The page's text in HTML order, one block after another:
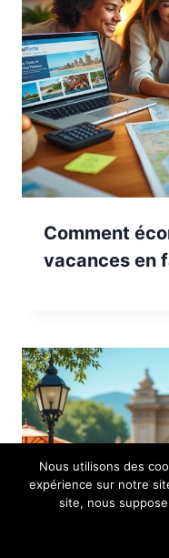
Comment
vacances en
Nous utilisons des
expérience sur notre
site, nous